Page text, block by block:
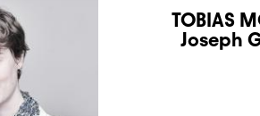
TOBIAS
Joseph